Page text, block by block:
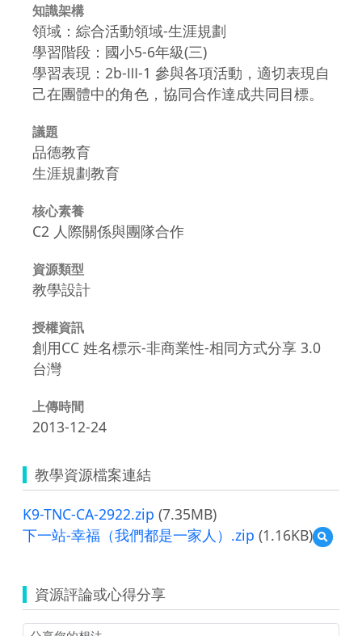
知識架構
領域：綜合活動領域-生涯規劃
學習階段：國小5-6年級(三)
學習表現：2b-Ⅲ-1 參與各項活動，適切表現自
己在團體中的角色，協同合作達成共同目標。
議題
品德教育
生涯規劃教育
核心素養
C2 人際關係與團隊合作
資源類型
教學設計
授權資訊
創用CC 姓名標示-非商業性-相同方式分享 3.0
台灣
上傳時間
2013-12-24
教學資源檔案連結
K9-TNC-CA-2922.zip (7.35MB)
下一站-幸福（我們都是一家人）.zip (1.16KB)
預
覽
幸
福
資源評論或心得分享